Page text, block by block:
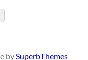
by SuperbThemes